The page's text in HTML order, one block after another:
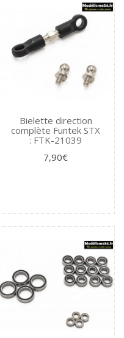
Bielette direction
complète Funtek STX
: FTK-21039
7,90€